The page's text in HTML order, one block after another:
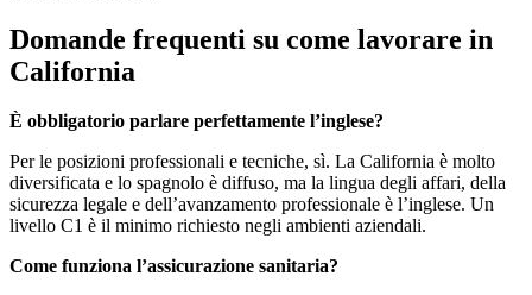
Domande frequenti su come lavorare in
California
È obbligatorio parlare perfettamente l’inglese?
Per le posizioni professionali e tecniche, sì. La California è molto
diversificata e lo spagnolo è diffuso, ma la lingua degli affari, della
sicurezza legale e dell’avanzamento professionale è l’inglese. Un
livello C1 è il minimo richiesto negli ambienti aziendali.
Come funziona l’assicurazione sanitaria?